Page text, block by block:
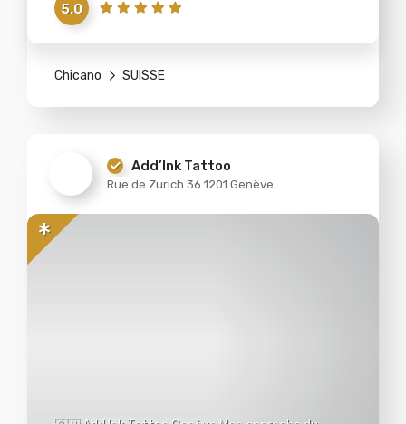
5.0
Chicano SUISSE
Add’Ink Tattoo
Rue de Zurich 36 1201 Genève